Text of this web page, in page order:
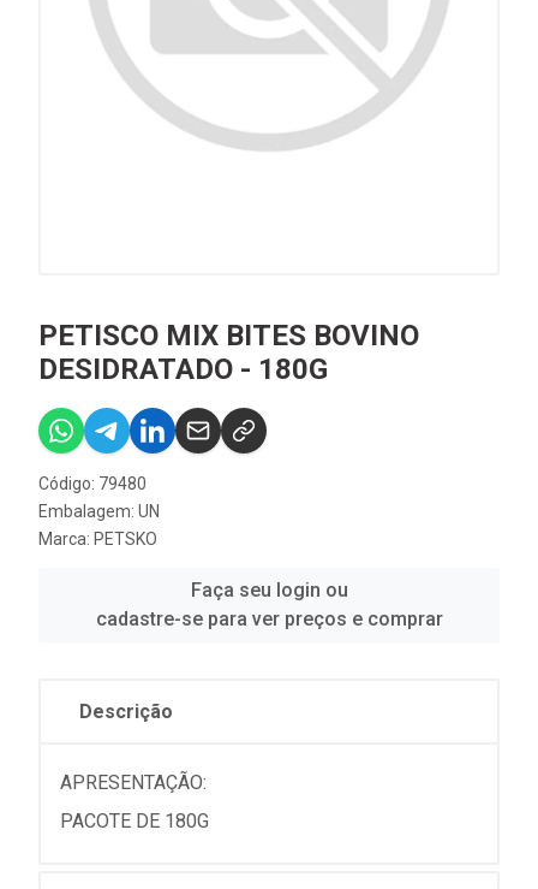
PETISCO MIX BITES BOVINO
DESIDRATADO - 180G
Código: 79480
Embalagem: UN
Marca: PETSKO
Faça seu login ou
cadastre-se para ver preços e comprar
Descrição
APRESENTAÇÃO:
PACOTE DE 180G